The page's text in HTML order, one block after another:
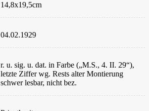
14,8x19,5cm
04.02.1929
r. u. sig. u. dat. in Farbe („M.S., 4. II. 29“),
letzte Ziffer wg. Rests alter Montierung
schwer lesbar, nicht bez.